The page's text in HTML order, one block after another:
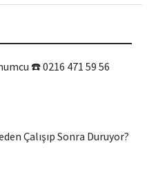
☎️ 0216 471 59 56
Çalışıp Sonra Duruyor?